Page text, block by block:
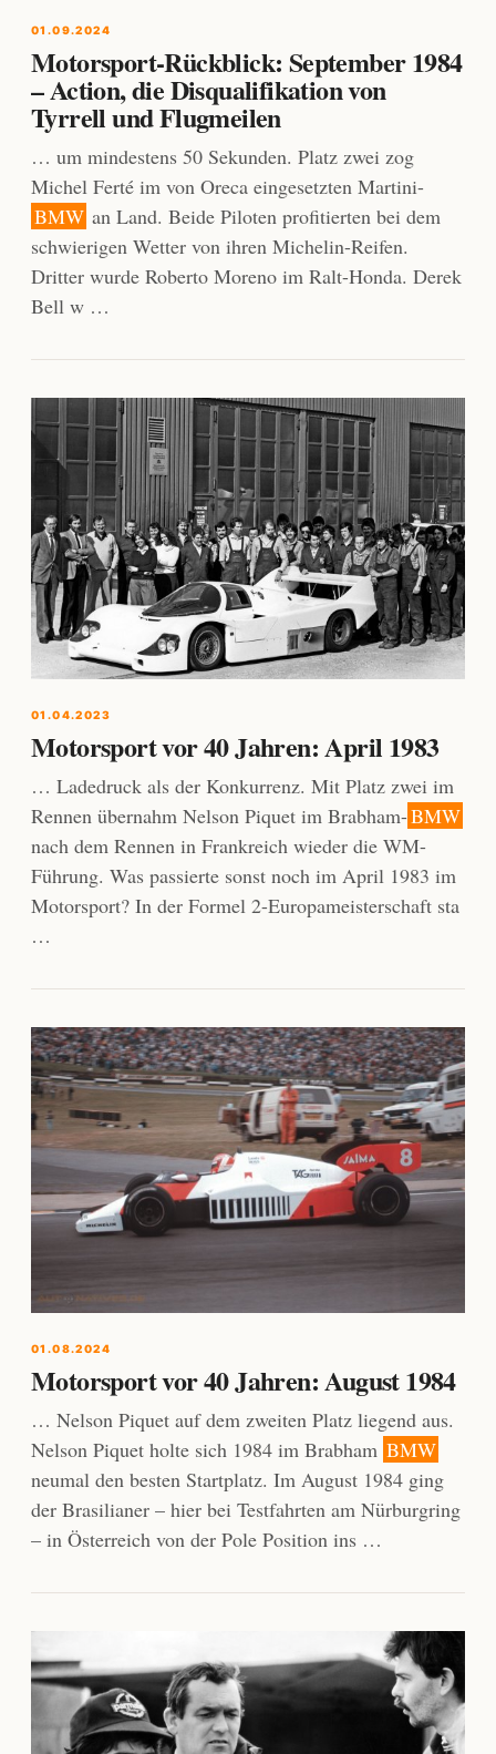
01.09.2024
Motorsport-Rückblick: September 1984
– Action, die Disqualifikation von
Tyrrell und Flugmeilen
… um mindestens 50 Sekunden. Platz zwei zog
Michel Ferté im von Oreca eingesetzten Martini-
BMW an Land. Beide Piloten profitierten bei dem
schwierigen Wetter von ihren Michelin-Reifen.
Dritter wurde Roberto Moreno im Ralt-Honda. Derek
Bell w …
01.04.2023
Motorsport vor 40 Jahren: April 1983
… Ladedruck als der Konkurrenz. Mit Platz zwei im
Rennen übernahm Nelson Piquet im Brabham-BMW
nach dem Rennen in Frankreich wieder die WM-
Führung. Was passierte sonst noch im April 1983 im
Motorsport? In der Formel 2-Europameisterschaft sta
…
01.08.2024
Motorsport vor 40 Jahren: August 1984
… Nelson Piquet auf dem zweiten Platz liegend aus.
Nelson Piquet holte sich 1984 im Brabham BMW
neumal den besten Startplatz. Im August 1984 ging
der Brasilianer – hier bei Testfahrten am Nürburgring
– in Österreich von der Pole Position ins …